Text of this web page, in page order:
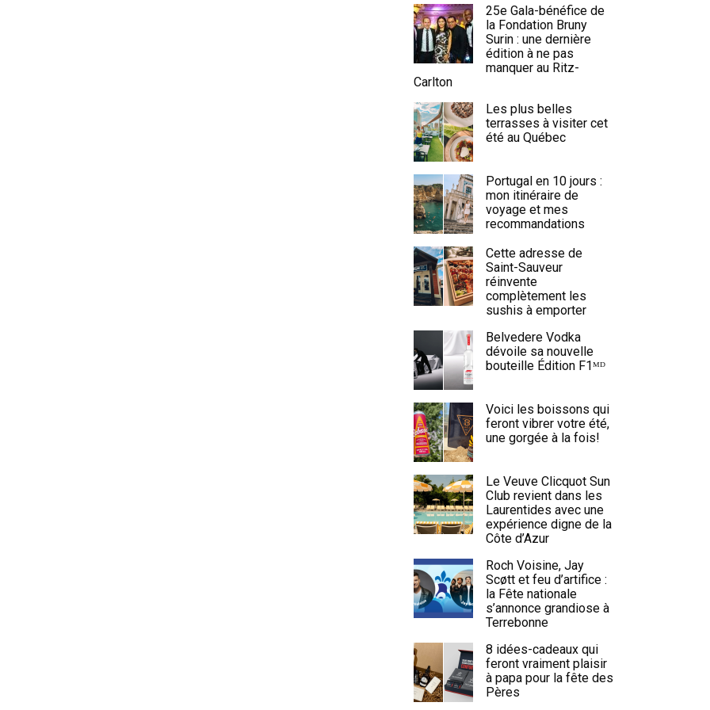
25e Gala-bénéfice de
la Fondation Bruny
Surin : une dernière
édition à ne pas
manquer au Ritz-
Carlton
Les plus belles
terrasses à visiter cet
été au Québec
Portugal en 10 jours :
mon itinéraire de
voyage et mes
recommandations
Cette adresse de
Saint-Sauveur
réinvente
complètement les
sushis à emporter
Belvedere Vodka
dévoile sa nouvelle
bouteille Édition F1ᴹᴰ
Voici les boissons qui
feront vibrer votre été,
une gorgée à la fois!
Le Veuve Clicquot Sun
Club revient dans les
Laurentides avec une
expérience digne de la
Côte d’Azur
Roch Voisine, Jay
Scøtt et feu d’artifice :
la Fête nationale
s’annonce grandiose à
Terrebonne
8 idées-cadeaux qui
feront vraiment plaisir
à papa pour la fête des
Pères